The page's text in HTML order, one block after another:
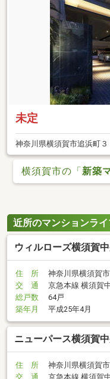
未定
神奈川県横須賀市追浜町３
横須賀市の「 新築
近所のマンションラ
ウィルローズ横須賀
住 所
神奈川県横須賀
交 通
京急本線 横須賀
総戸数
64戸
築年月
平成25年4月
ニューパース横須賀
住 所
神奈川県横須賀
交 通
京急本線 横須賀